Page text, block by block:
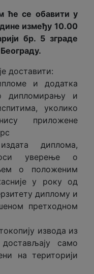
ће се обавити у
између 10.00
бр. 5 зграде
доставити:
и додатка
дипломирању и
уколико
приложене
диплома,
уверење о
о положеним
у року од
диплому и
претходном
извода из
само
на територији